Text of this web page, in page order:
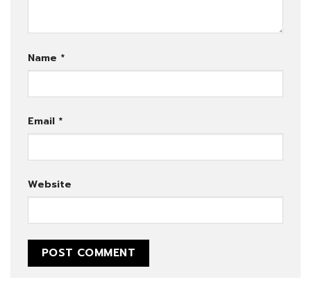
Name *
Email *
Website